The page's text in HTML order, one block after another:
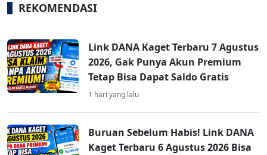
REKOMENDASI
Link DANA Kaget Terbaru 7 Agustus
2026, Gak Punya Akun Premium
Tetap Bisa Dapat Saldo Gratis
1 hari yang lalu
Buruan Sebelum Habis! Link DANA
Kaget Terbaru 6 Agustus 2026 Bisa